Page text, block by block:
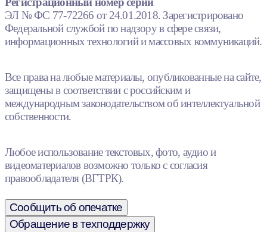
ЭЛ № ФС 77-72266 от 24.01.2018. Зарегистрировано
Федеральной службой по надзору в сфере связи,
информационных технологий и массовых коммуникаций.
Все права на любые материалы, опубликованные на сайте,
защищены в соответствии с российским и
международным законодательством об интеллектуальной
собственности.
Любое использование текстовых, фото, аудио и
видеоматериалов возможно только с согласия
правообладателя (ВГТРК).
Сообщить об опечатке
Обращение в техподдержку